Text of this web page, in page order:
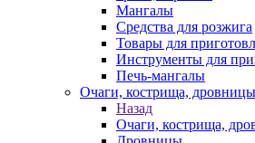
Мангалы
Средства для розжига
Товары для
Инструменты для
Печь-мангалы
Очаги, кострища, дровницы
Назад
Очаги, кострища,